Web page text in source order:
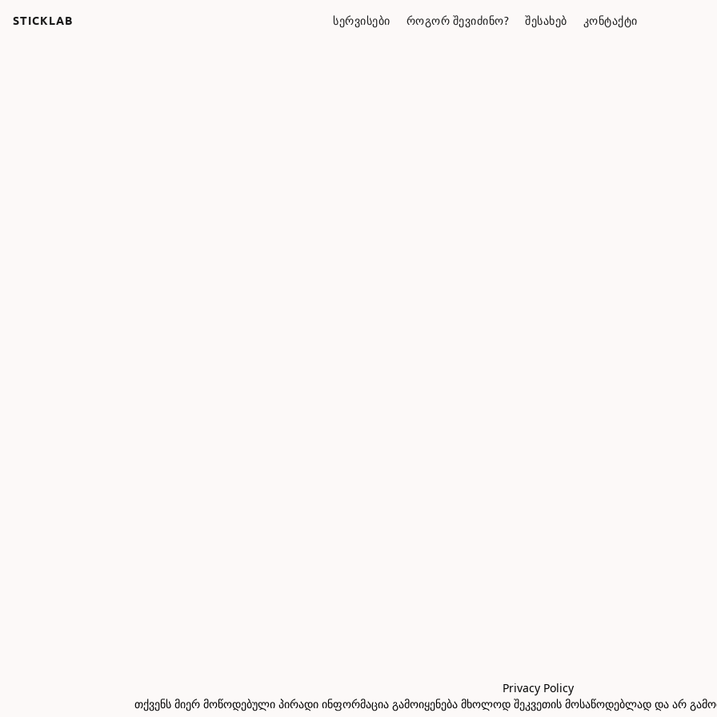
STICKLAB ᲡᲔᲠᲕᲘᲡᲔᲑᲘ ᲠᲝᲒᲝᲠ ᲨᲔᲕᲘᲫᲘᲜᲝ? ᲨᲔᲡᲐᲮᲔᲑ ᲙᲝᲜᲢᲐᲥᲢᲘ
Privacy Policy
თქვენს მიერ მოწოდებული პირადი ინფორმაცია გამოიყენება მხოლოდ შეკვეთის მოსაწოდებლად და არ